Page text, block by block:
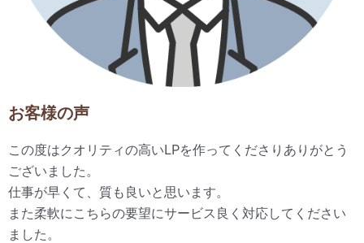
お客様の声
この度はクオリティの高いLPを作ってくださりありがとう
ございました。
仕事が早くて、質も良いと思います。
また柔軟にこちらの要望にサービス良く対応してください
ました。